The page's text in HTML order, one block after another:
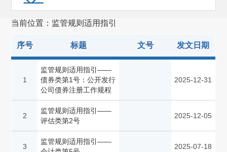
发审会公告 (4994)
重组委公告 (1831)
规划报告(1)
非行政许可事项(114)
其他(1124)
备案管理(653)
当前位置：监管规则适用指引
序号 标题 文号 发文日期
1
监管规则适用指引——
债券类第1号：公开发行
公司债券注册工作规程
2025-12-31
2
监管规则适用指引——
评估类第2号
2025-12-05
3
监管规则适用指引——
2025-07-18